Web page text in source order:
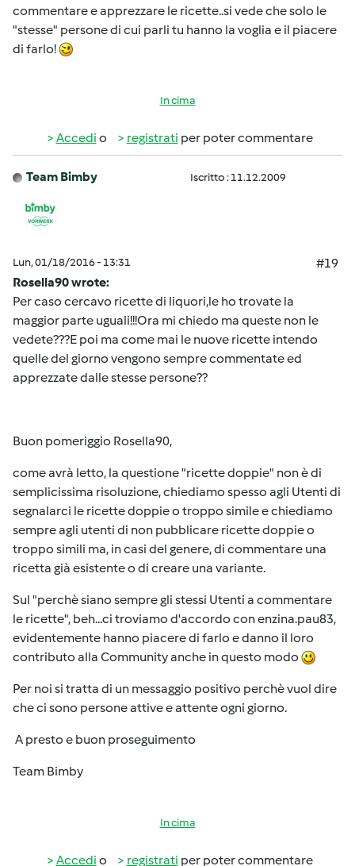
commentare e apprezzare le ricette..si vede che solo le
"stesse" persone di cui parli tu hanno la voglia e il piacere
di farlo!
In cima
Accedi o registrati per poter commentare
Team Bimby Iscritto : 11.12.2009
Lun, 01/18/2016 - 13:31
#19
Rosella90 wrote:
Per caso cercavo ricette di liquori,le ho trovate la
maggior parte uguali!!!Ora mi chiedo ma queste non le
vedete???E poi ma come mai le nuove ricette intendo
quelle del giorno vengono sempre commentate ed
apprezzate dalle stesse persone??
Buon pomeriggio Rosella90,
come avrà letto, la questione "ricette doppie" non è di
semplicissima risoluzione, chiediamo spesso agli Utenti di
segnalarci le ricette doppie o troppo simile e chiediamo
sempre agli utenti di non pubblicare ricette doppie o
troppo simili ma, in casi del genere, di commentare una
ricetta già esistente o di creare una variante.
Sul "perchè siano sempre gli stessi Utenti a commentare
le ricette", beh...ci troviamo d'accordo con enzina.pau83,
evidentemente hanno piacere di farlo e danno il loro
contributo alla Community anche in questo modo
Per noi si tratta di un messaggio positivo perchè vuol dire
che ci sono persone attive e attente ogni giorno.
A presto e buon proseguimento
Team Bimby
In cima
Accedi o registrati per poter commentare